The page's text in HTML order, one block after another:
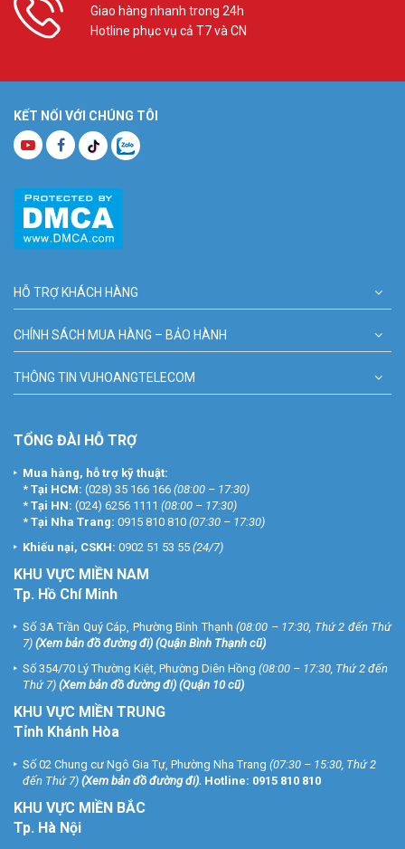
Giao hàng nhanh trong 24h
Hotline phục vụ cả T7 và CN
KẾT NỐI VỚI CHÚNG TÔI
HỖ TRỢ KHÁCH HÀNG
CHÍNH SÁCH MUA HÀNG – BẢO HÀNH
THÔNG TIN VUHOANGTELECOM
TỔNG ĐÀI HỖ TRỢ
Mua hàng, hỗ trợ kỹ thuật:
* Tại HCM: (028) 35 166 166 (08:00 – 17:30)
* Tại HN: (024) 6256 1111 (08:00 – 17:30)
* Tại Nha Trang: 0915 810 810 (07:30 – 17:30)
Khiếu nại, CSKH: 0902 51 53 55 (24/7)
KHU VỰC MIỀN NAM
Tp. Hồ Chí Minh
Số 3A Trần Quý Cáp, Phường Bình Thạnh (08:00 – 17:30, Thứ 2 đến Thứ
7) (Xem bản đồ đường đi) (Quận Bình Thạnh cũ)
Số 354/70 Lý Thường Kiệt, Phường Diên Hồng (08:00 – 17:30, Thứ 2 đến
Thứ 7) (Xem bản đồ đường đi) (Quận 10 cũ)
KHU VỰC MIỀN TRUNG
Tỉnh Khánh Hòa
Số 02 Chung cư Ngô Gia Tự, Phường Nha Trang (07:30 – 15:30, Thứ 2
đến Thứ 7) (Xem bản đồ đường đi). Hotline: 0915 810 810
KHU VỰC MIỀN BẮC
Tp. Hà Nội